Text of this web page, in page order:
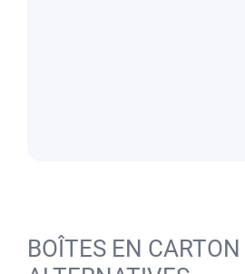
BOÎTES EN CARTON